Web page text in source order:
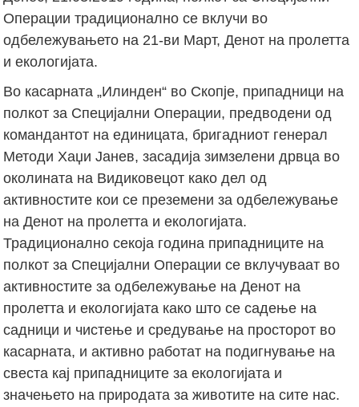
Операции традиционално се вклучи во
одбележувањето на 21-ви Март, Денот на пролетта
и екологијата.
Во касарната „Илинден“ во Скопје, припадници на
полкот за Специјални Операции, предводени од
командантот на единицата, бригадниот генерал
Методи Хаџи Јанев, засадија зимзелени дрвца во
околината на Видиковецот како дел од
активностите кои се преземени за одбележување
на Денот на пролетта и екологијата.
Традиционално секоја година припадниците на
полкот за Специјални Операции се вклучуваат во
активностите за одбележување на Денот на
пролетта и екологијата како што се садење на
садници и чистење и средување на просторот во
касарната, и активно работат на подигнување на
свеста кај припадниците за екологијата и
значењето на природата за животите на сите нас.